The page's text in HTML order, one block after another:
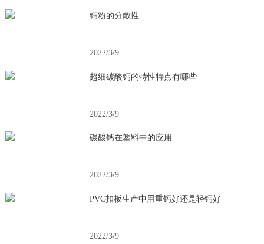
钙粉的分散性
2022/3/9
超细碳酸钙的特性特点有哪些
2022/3/9
碳酸钙在塑料中的应用
2022/3/9
PVC扣板生产中用重钙好还是轻钙好
2022/3/9